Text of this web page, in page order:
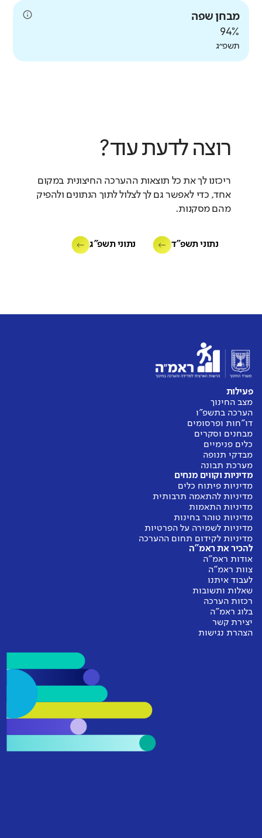
מבחן שפה
94%
תשפ״ג
רוצה לדעת עוד?
ריכזנו לך את כל תוצאות ההערכה החיצונית במקום
אחד, כדי לאפשר גם לך לצלול לתוך הנתונים ולהפיק
מהם מסקנות.
נתוני תשפ"ד נתוני תשפ"ג
פעילות
מצב החינוך
הערכה בתשפ"ו
דו"חות ופרסומים
מבחנים וסקרים
כלים פנימיים
מבדקי תנופה
מערכת תבונה
מדיניות וקווים מנחים
מדיניות פיתוח כלים
מדיניות להתאמה תרבותית
מדיניות התאמות
מדיניות טוהר בחינות
מדיניות לשמירה על הפרטיות
מדיניות לקידום תחום ההערכה
להכיר את ראמ"ה
אודות ראמ"ה
צוות ראמ"ה
לעבוד איתנו
שאלות ותשובות
רכזות הערכה
בלוג ראמ"ה
יצירת קשר
הצהרת נגישות